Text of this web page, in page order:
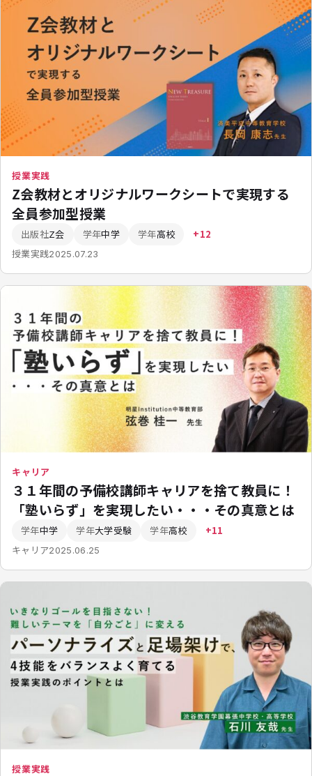
授業実践
Z会教材とオリジナルワークシートで実現する
全員参加型授業
出版社Z会 学年中学 学年高校 +12
授業実践2025.07.23
キャリア
３１年間の予備校講師キャリアを捨て教員に！
「塾いらず」を実現したい・・・その真意とは
学年中学 学年大学受験 学年高校 +11
キャリア2025.06.25
授業実践